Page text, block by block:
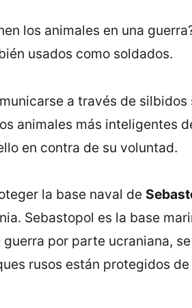
los animales en una
usados como soldados.
a través de
animales más inteligentes
en contra de su voluntad.
la base naval de
Sebastopol es la base
por parte ucraniana,
rusos están protegidos